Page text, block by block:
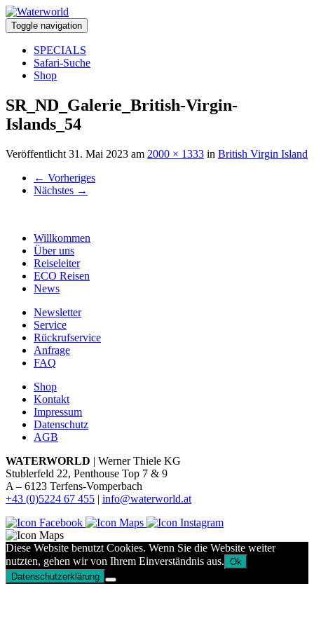
Toggle navigation
SPECIALS
Safari-Suche
Shop
SR_ND_Galerie_British-Virgin-
Islands_54
Veröffentlicht 31. Mai 2023 am 2000 × 1333 in British Virgin Island
← Vorheriges
Nächstes →
Willkommen
Über uns
Reiseleiter
ECO Reisen
News
Newsletter
Service
Rückrufservice
Anfrage
FAQ
Shop
Kontakt
Impressum
Datenschutz
AGB
WATERWORLD | Werner Thiele KG
Stublerfeld 22, Penthouse Top 7 & 9
A – 6123 Terfens-Vomperbach
+43 (0)5224 67 455 | info@waterworld.at
Diese Website benutzt Cookies. Wenn Sie die Website weiter
nutzten, gehen wir von Ihrem Einverständnis aus. Ok
Datenschutzerklärung